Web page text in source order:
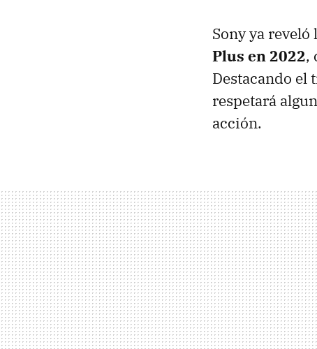
Sony ya reveló
Plus en 2022,
Destacando el
respetará
acción.